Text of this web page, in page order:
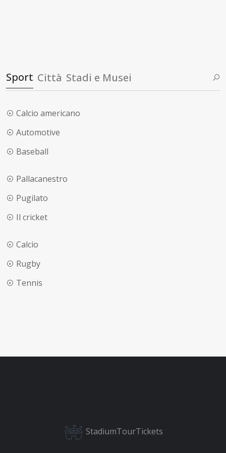
Sport Città Stadi e Musei
Calcio americano
Automotive
Baseball
Pallacanestro
Pugilato
Il cricket
Calcio
Rugby
Tennis
StadiumTourTickets